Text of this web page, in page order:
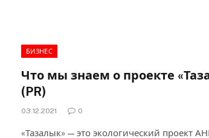
БИЗНЕС
Что мы знаем о проекте
(PR)
03.12.2021 0
«Тазалык» — это экологический проект